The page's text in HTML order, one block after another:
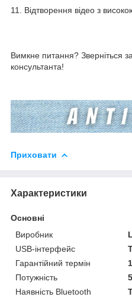
11. Відтворення відео з
Вимкне питання? Зверніться
консультанта!
Приховати
Характеристики
Основні
Виробник
USB-інтерфейс
Гарантійний термін
Потужність
Наявність Bluetooth